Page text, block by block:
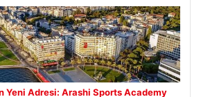
Yeni Adresi: Arashi Sports Academy